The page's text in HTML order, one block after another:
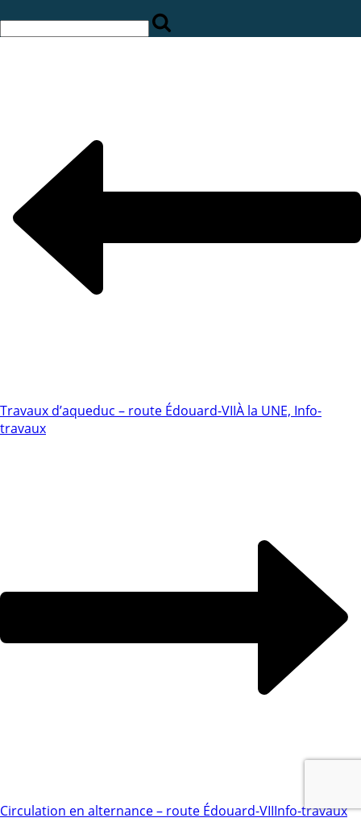
Travaux d’aqueduc – route Édouard-VIIÀ la UNE, Info-
travaux
Circulation en alternance – route Édouard-VIIInfo-travaux